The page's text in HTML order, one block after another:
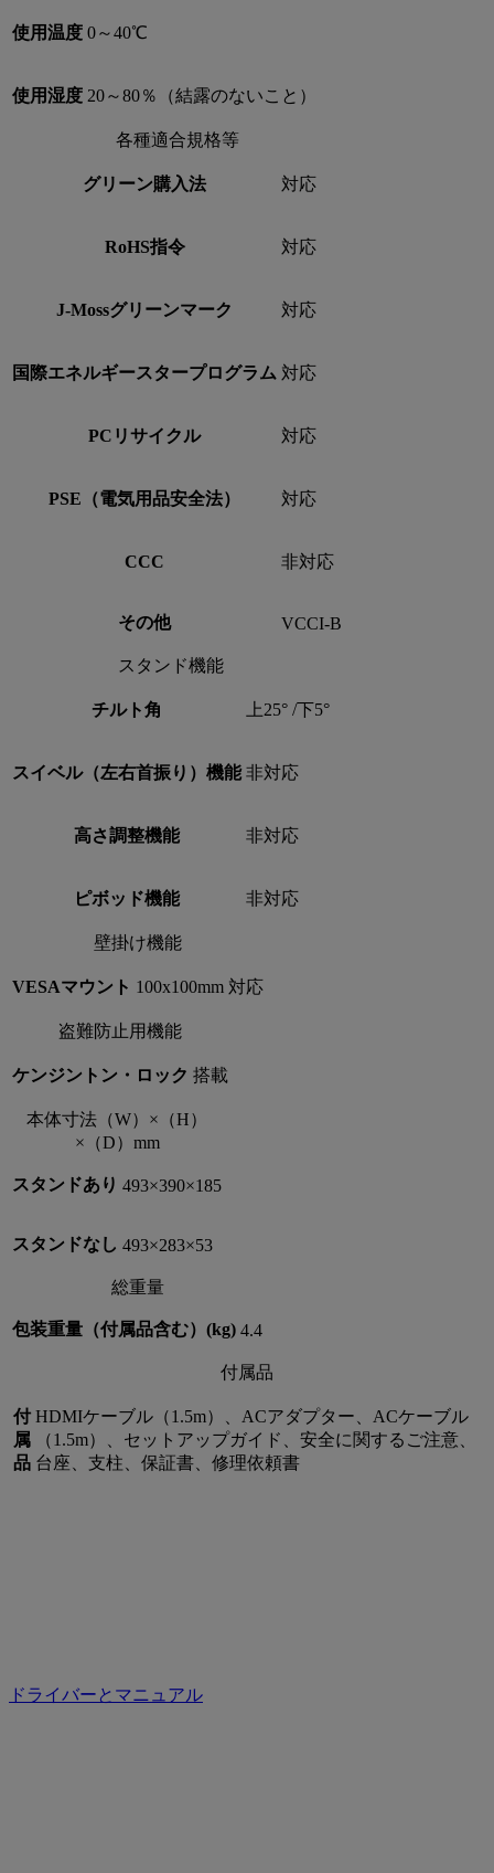
使用温度 0～40℃
使用湿度 20～80％（結露のないこと）
各種適合規格等
グリーン購入法 対応
RoHS指令 対応
J-Mossグリーンマーク 対応
国際エネルギースタープログラム 対応
PCリサイクル 対応
PSE（電気用品安全法） 対応
CCC 非対応
その他 VCCI-B
スタンド機能
チルト角 上25° /下5°
スイベル（左右首振り）機能 非対応
高さ調整機能 非対応
ピボッド機能 非対応
壁掛け機能
VESAマウント 100x100mm 対応
盗難防止用機能
ケンジントン・ロック 搭載
本体寸法（W）×（H）
×（D）mm
スタンドあり 493×390×185
スタンドなし 493×283×53
総重量
包装重量（付属品含む）(kg) 4.4
付属品
付
属
品
HDMIケーブル（1.5m）、ACアダプター、ACケーブル
（1.5m）、セットアップガイド、安全に関するご注意、
台座、支柱、保証書、修理依頼書
ドライバーとマニュアル